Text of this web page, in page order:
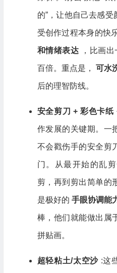
的”，让他自己去感
受创作过程本身的快
和情绪表达 ，比画
百倍。重点是，可水
后的理智防线。
安全剪刀 + 彩色卡纸
作发展的关键期。一
不会戳伤手的安全剪
门。从最开始的乱
剪，再到剪出简单的
是极好的 手眼协调能
棒，他们就能做出属
拼贴画。
超轻粘土/太空沙 :这